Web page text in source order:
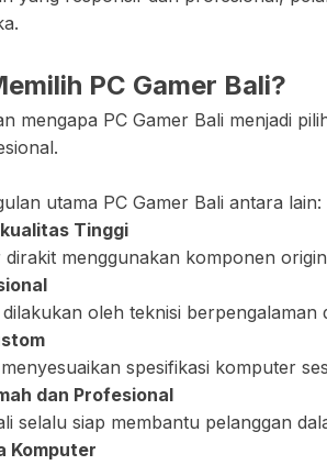
PC Gamer Bali?
mengapa PC Gamer Bali menjadi
utama PC Gamer Bali antara lain:
Tinggi
menggunakan komponen
oleh teknisi berpengalaman
spesifikasi komputer
dan Profesional
selalu siap membantu pelanggan
Komputer